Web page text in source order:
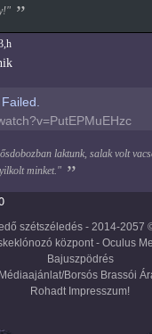
Failed.
laktunk, salak volt
minket."
szétszéledés - 2014-2057
központ - Oculus
Bajuszpödrés
Médiaajánlat/Borsós Brassói
Rohadt Impresszum!